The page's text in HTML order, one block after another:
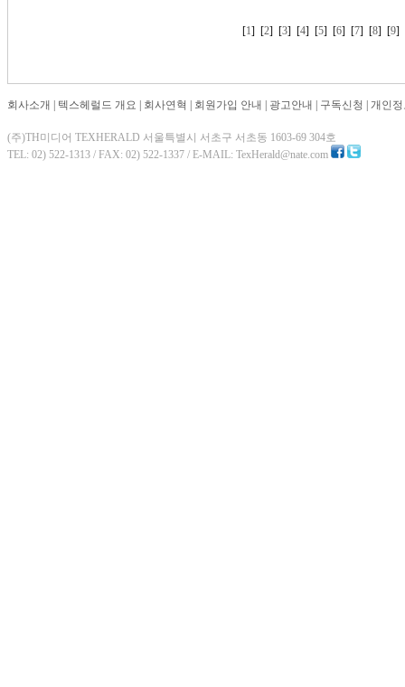
[1] [2] [3] [4] [5] [6] [7] [8] [9]
회사소개 텍스헤럴드 개요 회사연혁 회원가입 안내 광고안내 구독신청 개인
(주)TH미디어 TEXHERALD 서울특별시 서초구 서초동 1603-69 304호
TEL: 02) 522-1313 / FAX: 02) 522-1337 / E-MAIL: TexHerald@nate.com